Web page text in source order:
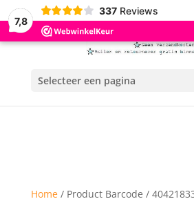
7,8
337 Reviews
Selecteer een pagina
Home/ Product Barcode /